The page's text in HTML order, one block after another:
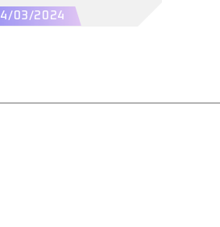
može da zavara
je govorio za
03/2024